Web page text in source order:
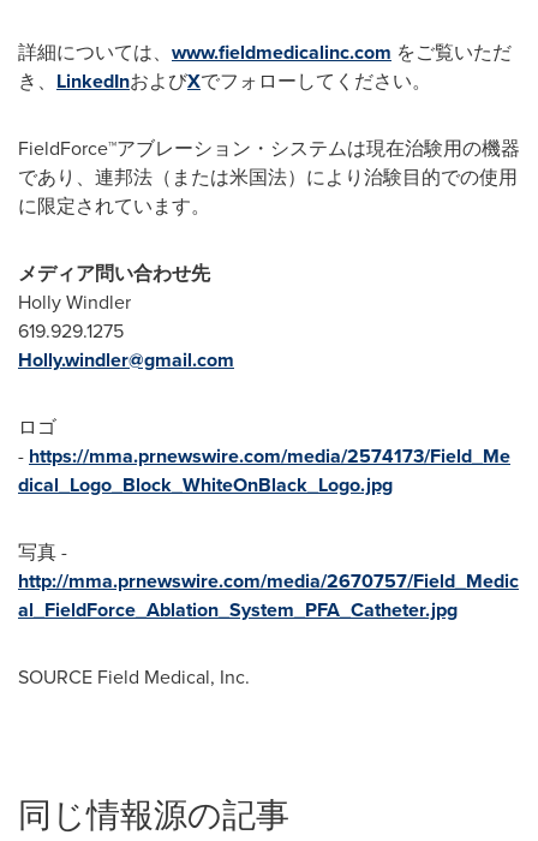
詳細については、 www.fieldmedicalinc.com をご覧いただ
き、 LinkedInおよびXでフォローしてください。
FieldForce™アブレーション・システムは現在治験用の機器
であり、連邦法（または米国法）により治験目的での使用
に限定されています。
メディア問い合わせ先
Holly Windler
619.929.1275
Holly.windler@gmail.com
ロゴ
- https://mma.prnewswire.com/media/2574173/Field_Me
dical_Logo_Block_WhiteOnBlack_Logo.jpg
写真 -
http://mma.prnewswire.com/media/2670757/Field_Medic
al_FieldForce_Ablation_System_PFA_Catheter.jpg
SOURCE Field Medical, Inc.
同じ情報源の記事